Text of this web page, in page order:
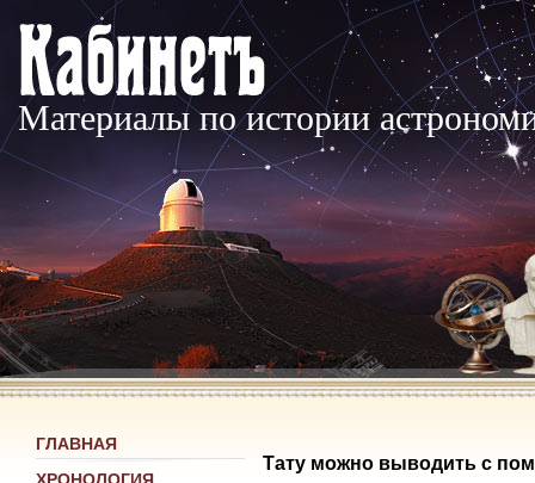
Материалы по истории
ГЛАВНАЯ
Тату можно выводить с